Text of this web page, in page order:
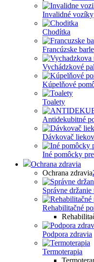
Invalidné vozíky
Chodítka
Francúzske barle
Vychádzkové
Kúpelňové
Toalety
Antidekubitné
Dávkovač liekov
Iné pomôcky
Ochrana zdravia
Ochrana zdravia
Správne držanie
Rehabilitačné
Podpora zdravia
Termoterapia